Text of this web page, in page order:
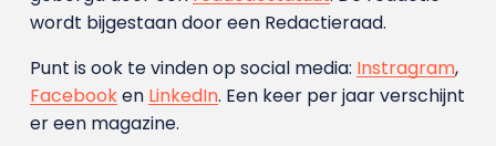
wordt bijgestaan door een Redactieraad.
Punt is ook te vinden op social media: Instragram,
Facebooken LinkedIn. Een keer per jaar verschijnt
er een magazine.